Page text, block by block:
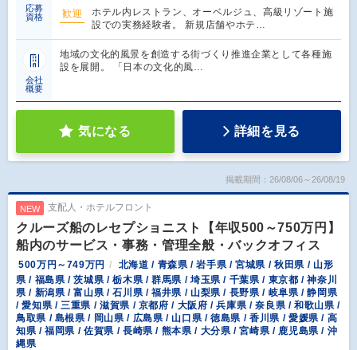
応募
資格
歓迎
ホテル内レストラン、オーベルジュ、高級リゾート施
設での実務経験者。 新規店舗やホテ…
会社
概要
地域の文化的風景を創造する街づくり推進企業として各種施
設を展開。 「日本の文化的風…
気になる 詳細を見る
掲載期間：26/08/06～26/08/19
NEW 支配人・ホテルフロント
クルーズ船のレセプショニスト【年収500～750万円】
船内のサービス・事務・管理全般・バックオフィス
500万円～749万円
北海道 / 青森県 / 岩手県 / 宮城県 / 秋田県 / 山形
県 / 福島県 / 茨城県 / 栃木県 / 群馬県 / 埼玉県 / 千葉県 / 東京都 / 神奈川
県 / 新潟県 / 富山県 / 石川県 / 福井県 / 山梨県 / 長野県 / 岐阜県 / 静岡県
/ 愛知県 / 三重県 / 滋賀県 / 京都府 / 大阪府 / 兵庫県 / 奈良県 / 和歌山県 /
鳥取県 / 島根県 / 岡山県 / 広島県 / 山口県 / 徳島県 / 香川県 / 愛媛県 / 高
知県 / 福岡県 / 佐賀県 / 長崎県 / 熊本県 / 大分県 / 宮崎県 / 鹿児島県 / 沖
縄県